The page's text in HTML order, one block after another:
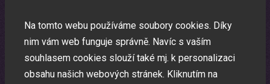
Na tomto webu používáme soubory cookies. Díky
nim vám web funguje správně. Navíc s vaším
souhlasem cookies slouží také mj. k personalizaci
obsahu našich webových stránek. Kliknutím na